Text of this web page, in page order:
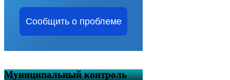
Сообщить о проблеме
Муниципальный контроль